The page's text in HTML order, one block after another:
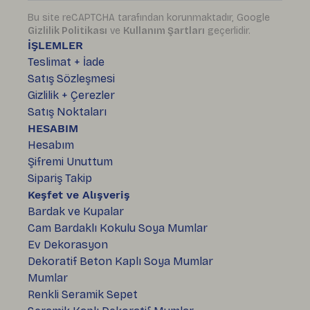
Halka Desenli Modeller
Pembe Çiçek Desenli Mavi Seramik Kek Standı, mavi
yüzeyin ortasındaki pembe çiçek formuyla daha
figürlü ve neşeli bir görünüme sahiptir. Kek veya
küçük ikramlar yerleştirildiğinde desenin bir kısmı
görünmeye devam eder; ürün boşken de açık rafta
Renkli Çubuk Desenli Seramik Kek Standı ve Renkli
Halka Desenli Seramik Kek Standı ise The Goatz
Creative’inRenkli Seramik Sepet
çizgi dilinden yola çıkar. Çubuk desenli modelde
renkler yüzeyde daha dışa açılan bir hareket
oluşturur. Halka desenli modelde ise renkler daha
yuvarlak, merkezin çevresinde toplanan bir düzenle
İŞLEMLER
Teslimat + İade
Satış Sözleşmesi
Gizlilik + Çerezler
Satış Noktaları
HESABIM
Hesabım
Şifremi Unuttum
Sipariş Takip
Keşfet ve Alışveriş
Bardak ve Kupalar
Cam Bardaklı Kokulu Soya Mumlar
Ev Dekorasyon
Dekoratif Beton Kaplı Soya Mumlar
Mumlar
Renkli Seramik Sepet
Bu site reCAPTCHA tarafından korunmaktadır, Google
Gizlilik Politikası ve Kullanım Şartları geçerlidir.